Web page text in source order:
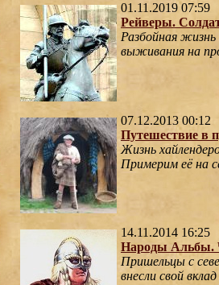
01.11.2019 07:59
Рейверы.
Разбойная
выживания на
07.12.2013 00:12
Путешествие в
Жизнь
Примерим её на
14.11.2014 16:25
Народы Альбы.
Пришельцы с
внесли свой